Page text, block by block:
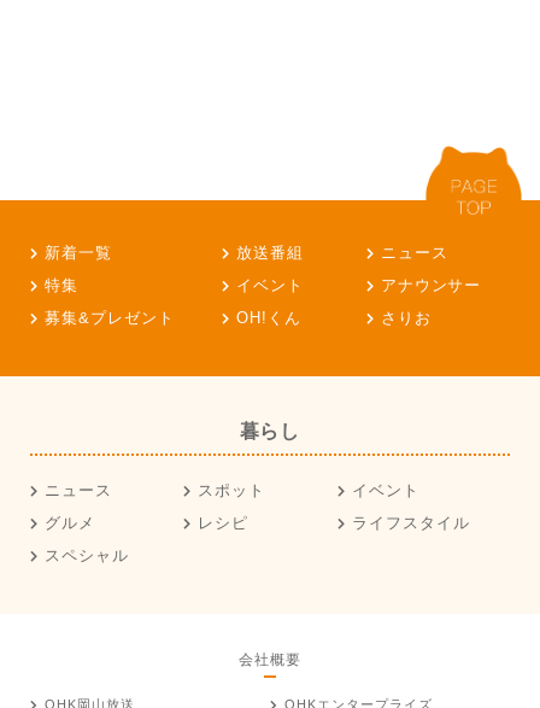
新着一覧 放送番組
ニュース
特集
イベント
アナウンサー
募集&プレゼント
OH!くん さりお
暮らし
ニュース スポット
イベント
グルメ
レシピ
ライフスタイル
スペシャル
会社概要
OHK岡山放送
OHKエンタープライズ